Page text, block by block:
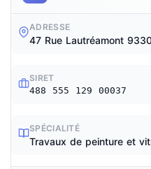
ADRESSE
47 Rue Lautréamont
SIRET
488 555 129 00037
SPÉCIALITÉ
Travaux de peinture et